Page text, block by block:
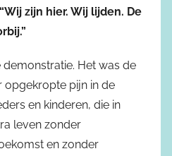
zijn hier. Wij lijden. De
Het was de
opgekropte pijn in de
en kinderen, die in
leven zonder
en zonder